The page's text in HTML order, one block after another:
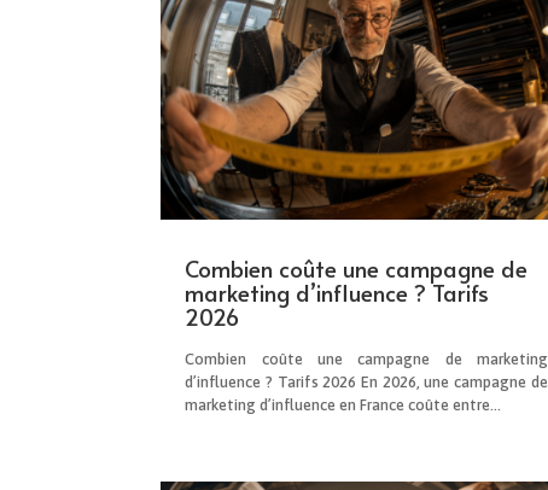
Combien coûte une campagne de
marketing d’influence ? Tarifs
2026
Combien coûte une campagne de marketing
d’influence ? Tarifs 2026 En 2026, une campagne de
marketing d’influence en France coûte entre...